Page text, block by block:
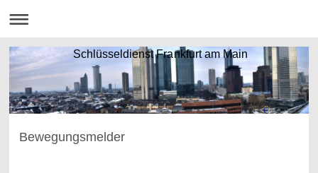
Schlüsseldienst Frankfurt am Main
Bewegungsmelder